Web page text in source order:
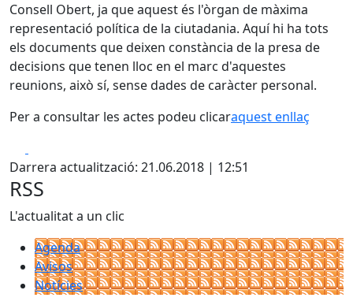
Consell Obert, ja que aquest és l'òrgan de màxima
representació política de la ciutadania. Aquí hi ha tots
els documents que deixen constància de la presa de
decisions que tenen lloc en el marc d'aquestes
reunions, això sí, sense dades de caràcter personal.
Per a consultar les actes podeu clicaraquest enllaç
Darrera actualització: 21.06.2018 | 12:51
RSS
L'actualitat a un clic
Agenda
Avisos
Notícies